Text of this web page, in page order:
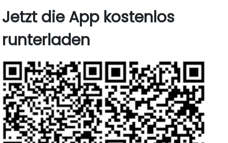
Jetzt die App kostenlos
runterladen